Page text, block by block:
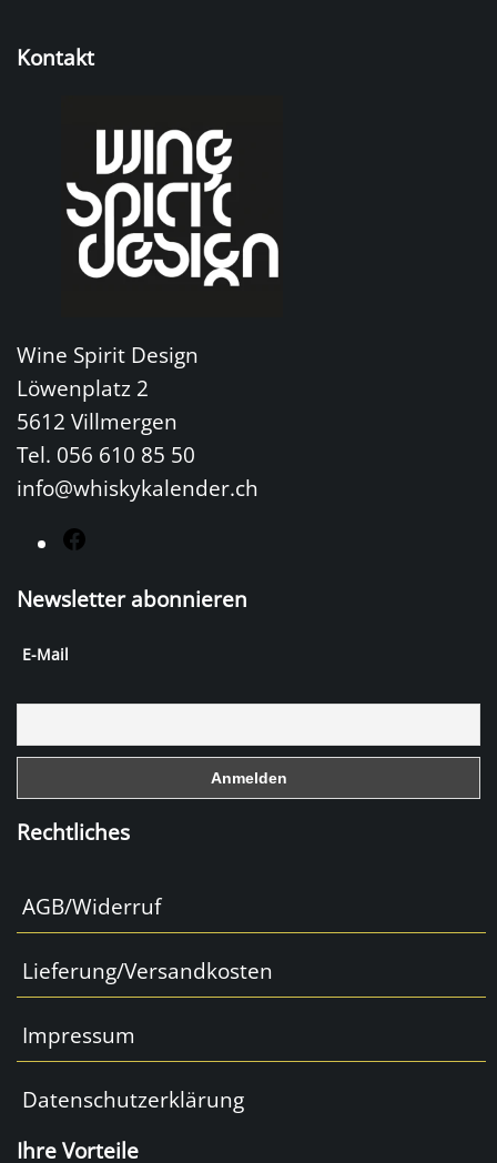
Kontakt
Wine Spirit Design
Löwenplatz 2
5612 Villmergen
Tel. 056 610 85 50
info@whiskykalender.ch
c
o
o
Newsletter abonnieren
E-Mail
Rechtliches
AGB/Widerruf
Lieferung/Versandkosten
Impressum
Datenschutzerklärung
Ihre Vorteile